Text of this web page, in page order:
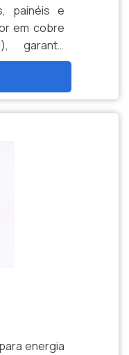
painéis e
em cobre
garante
e menor
técnica
energia